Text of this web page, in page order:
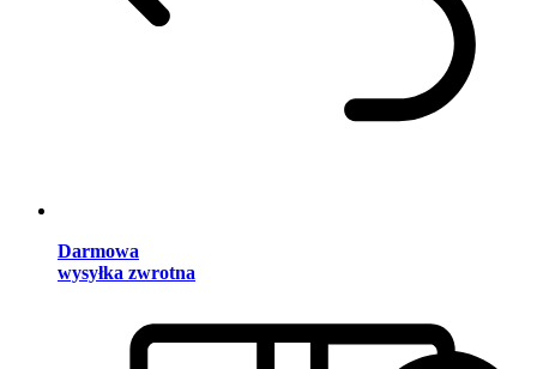
Darmowa
wysyłka zwrotna